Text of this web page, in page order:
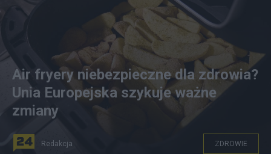
Air fryery niebezpieczne dla zdrowia?
Unia Europejska szykuje ważne
zmiany
Redakcja ZDROWIE